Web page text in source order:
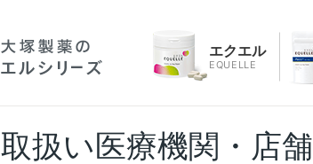
エクエル
EQUELLE
取扱い医療機関・店舗